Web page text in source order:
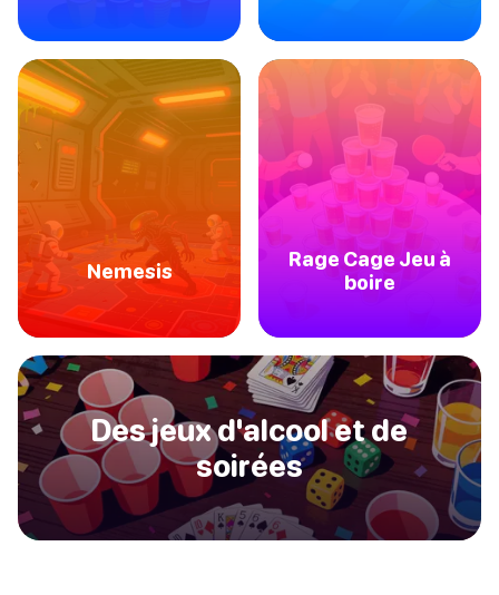
Nemesis
Rage Cage Jeu à
boire
Des jeux d'alcool et de
soirées